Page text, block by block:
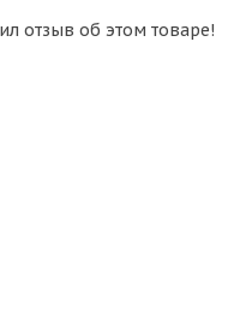
отзыв об этом товаре!